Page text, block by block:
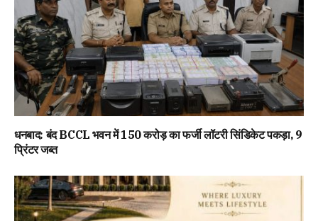
धनबाद: बंद BCCL भवन में 150 करोड़ का फर्जी लॉटरी सिंडिकेट पकड़ा, 9
प्रिंटर जब्त